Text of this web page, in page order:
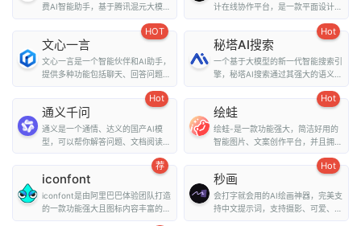
费AI智能助手，基于腾讯混元大模型
计在线协作平台，是一款平面设计工
HOT
文心一言
文心一言是一个智能伙伴和AI助手，
提供多种功能包括聊天、回答问题、
Hot
秘塔AI搜索
一个基于大模型的新一代智能搜索引
擎，秘塔AI搜索通过其强大的语义理
Hot
通义千问
通义是一个通情、达义的国产AI模
型，可以帮你解答问题、文档阅读、
Hot
绘蛙
绘蛙-是一款功能强大，简洁好用的
智能图片、文案创作平台，并且拥有
荐
iconfont
iconfont是由阿里巴巴体验团队打造
的一款功能强大且图标内容丰富的矢
Hot
秒画
会打字就会用的AI绘画神器，完美支
持中文提示词，支持摄影、可爱、精